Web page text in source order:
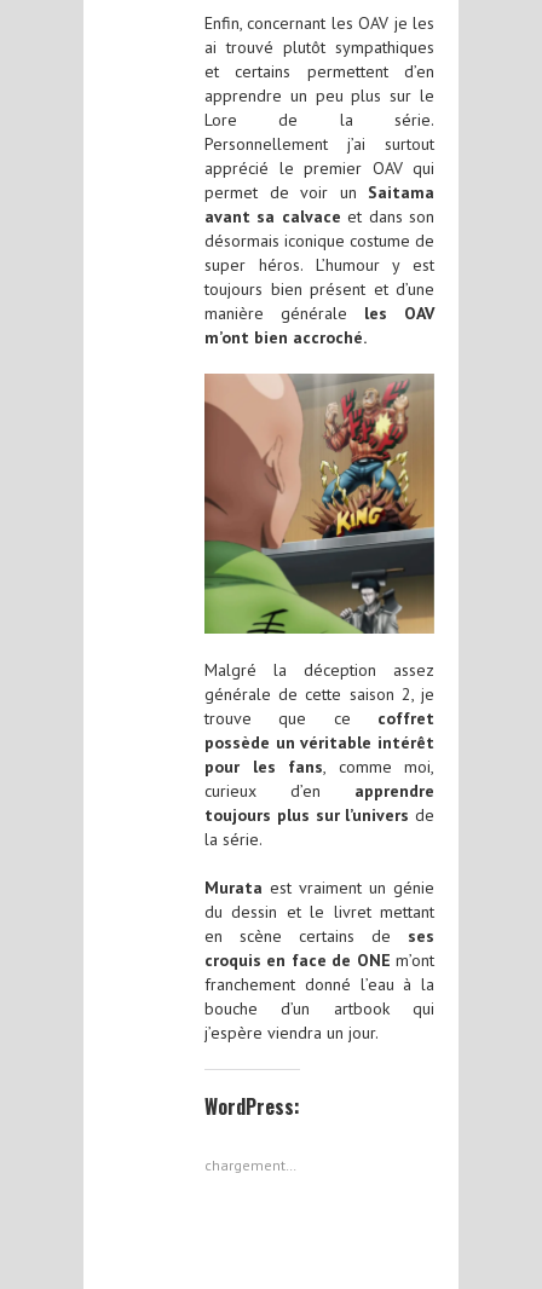
Enfin, concernant les OAV je les
ai trouvé plutôt sympathiques
et certains permettent d’en
apprendre un peu plus sur le
Lore de la série.
Personnellement j’ai surtout
apprécié le premier OAV qui
permet de voir un Saitama
avant sa calvace et dans son
désormais iconique costume de
super héros. L’humour y est
toujours bien présent et d’une
manière générale les OAV
m’ont bien accroché.
Malgré la déception assez
générale de cette saison 2, je
trouve que ce coffret
possède un véritable intérêt
pour les fans, comme moi,
curieux d’en apprendre
toujours plus sur l’univers de
la série.
Murata est vraiment un génie
du dessin et le livret mettant
en scène certains de ses
croquis en face de ONE m’ont
franchement donné l’eau à la
bouche d’un artbook qui
j’espère viendra un jour.
WordPress:
chargement…